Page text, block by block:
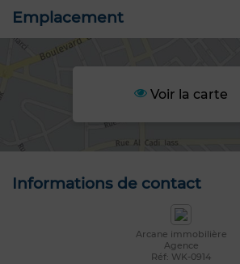
Emplacement
Voir la carte
Informations de contact
Arcane immobilière
Agence
Réf: WK-0914